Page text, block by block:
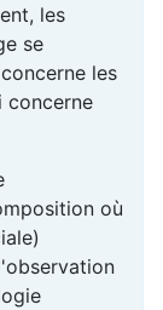
les
se
les
concerne
où